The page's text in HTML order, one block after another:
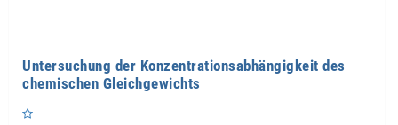
Untersuchung der Konzentrationsabhängigkeit des
chemischen Gleichgewichts